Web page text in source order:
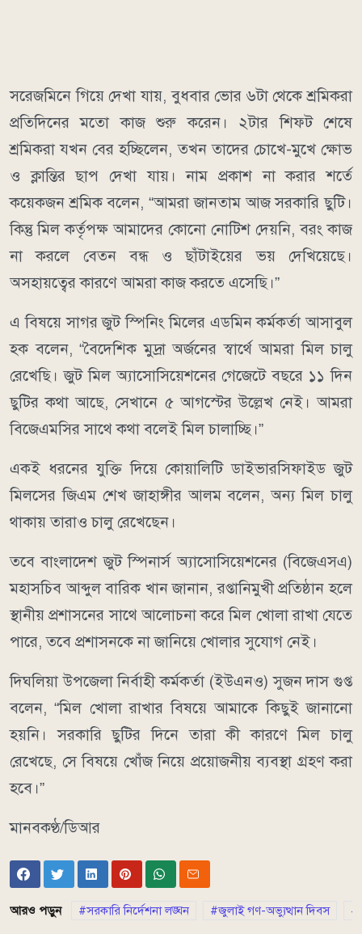
সরেজমিনে গিয়ে দেখা যায়, বুধবার ভোর ৬টা থেকে শ্রমিকরা
প্রতিদিনের মতো কাজ শুরু করেন। ২টার শিফট শেষে
শ্রমিকরা যখন বের হচ্ছিলেন, তখন তাদের চোখে-মুখে ক্ষোভ
ও ক্লান্তির ছাপ দেখা যায়। নাম প্রকাশ না করার শর্তে
কয়েকজন শ্রমিক বলেন, “আমরা জানতাম আজ সরকারি ছুটি।
কিন্তু মিল কর্তৃপক্ষ আমাদের কোনো নোটিশ দেয়নি, বরং কাজ
না করলে বেতন বন্ধ ও ছাঁটাইয়ের ভয় দেখিয়েছে।
অসহায়ত্বের কারণে আমরা কাজ করতে এসেছি।”
এ বিষয়ে সাগর জুট স্পিনিং মিলের এডমিন কর্মকর্তা আসাবুল
হক বলেন, “বৈদেশিক মুদ্রা অর্জনের স্বার্থে আমরা মিল চালু
রেখেছি। জুট মিল অ্যাসোসিয়েশনের গেজেটে বছরে ১১ দিন
ছুটির কথা আছে, সেখানে ৫ আগস্টের উল্লেখ নেই। আমরা
বিজেএমসির সাথে কথা বলেই মিল চালাচ্ছি।”
একই ধরনের যুক্তি দিয়ে কোয়ালিটি ডাইভারসিফাইড জুট
মিলসের জিএম শেখ জাহাঙ্গীর আলম বলেন, অন্য মিল চালু
থাকায় তারাও চালু রেখেছেন।
তবে বাংলাদেশ জুট স্পিনার্স অ্যাসোসিয়েশনের (বিজেএসএ)
মহাসচিব আব্দুল বারিক খান জানান, রপ্তানিমুখী প্রতিষ্ঠান হলে
স্থানীয় প্রশাসনের সাথে আলোচনা করে মিল খোলা রাখা যেতে
পারে, তবে প্রশাসনকে না জানিয়ে খোলার সুযোগ নেই।
দিঘলিয়া উপজেলা নির্বাহী কর্মকর্তা (ইউএনও) সুজন দাস গুপ্ত
বলেন, “মিল খোলা রাখার বিষয়ে আমাকে কিছুই জানানো
হয়নি। সরকারি ছুটির দিনে তারা কী কারণে মিল চালু
রেখেছে, সে বিষয়ে খোঁজ নিয়ে প্রয়োজনীয় ব্যবস্থা গ্রহণ করা
হবে।”
মানবকণ্ঠ/ডিআর
আরও পড়ুন সরকারি নির্দেশনা লঙ্ঘন জুলাই গণ-অভ্যুত্থান দিবস